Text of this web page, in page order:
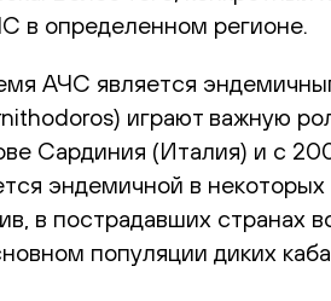
в определенном регионе.
АЧС является
играют важную
Сардиния (Италия) и с
эндемичной в
в пострадавших
популяции диких